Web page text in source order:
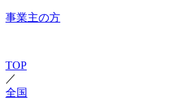
事業主の方
TOP
／
全国